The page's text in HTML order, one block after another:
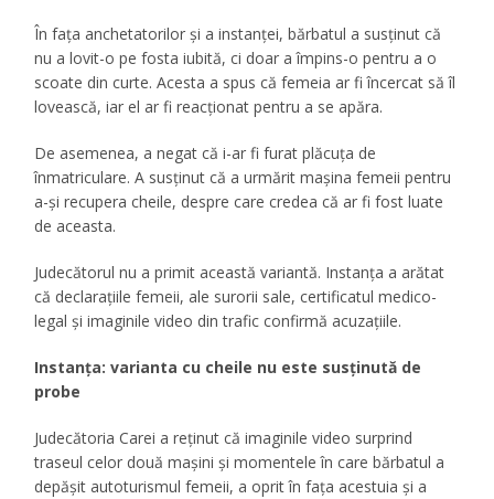
În fața anchetatorilor și a instanței, bărbatul a susținut că
nu a lovit-o pe fosta iubită, ci doar a împins-o pentru a o
scoate din curte. Acesta a spus că femeia ar fi încercat să îl
lovească, iar el ar fi reacționat pentru a se apăra.
De asemenea, a negat că i-ar fi furat plăcuța de
înmatriculare. A susținut că a urmărit mașina femeii pentru
a-și recupera cheile, despre care credea că ar fi fost luate
de aceasta.
Judecătorul nu a primit această variantă. Instanța a arătat
că declarațiile femeii, ale surorii sale, certificatul medico-
legal și imaginile video din trafic confirmă acuzațiile.
Instanța: varianta cu cheile nu este susținută de
probe
Judecătoria Carei a reținut că imaginile video surprind
traseul celor două mașini și momentele în care bărbatul a
depășit autoturismul femeii, a oprit în fața acestuia și a